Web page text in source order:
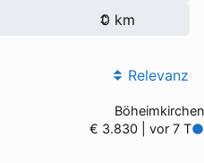
Relevanz
Böheimkirchen
€ 3.830 | vor 7 T